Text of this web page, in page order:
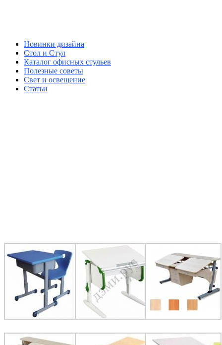
Новинки дизайна
Стол и Стул
Каталог офисных стульев
Полезные советы
Свет и освещение
Статьи